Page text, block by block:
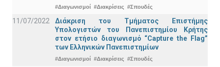
#Διαγωνισμοί #Διακρίσεις #Σπουδές
11/07/2022
Διάκριση του Τμήματος Επιστήμης
Υπολογιστών του Πανεπιστημίου Κρήτης
στον ετήσιο διαγωνισμό “Capture the Flag”
των Ελληνικών Πανεπιστημίων
#Διαγωνισμοί #Διακρίσεις #Σπουδές